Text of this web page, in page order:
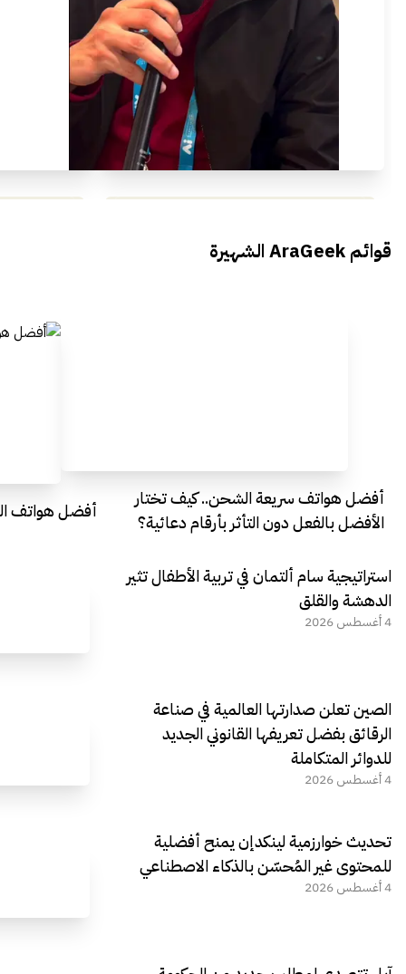
Everything Egypt
قوائم AraGeek الشهيرة
أفضل هواتف سريعة الشحن.. كيف تختار
الأفضل بالفعل دون التأثر بأرقام دعائية؟
أفضل هواتف
استراتيجية سام ألتمان في تربية الأطفال تثير
الدهشة والقلق
4 أغسطس 2026
الصين تعلن صدارتها العالمية في صناعة
الرقائق بفضل تعريفها القانوني الجديد
للدوائر المتكاملة
4 أغسطس 2026
تحديث خوارزمية لينكدإن يمنح أفضلية
للمحتوى غير المُحسّن بالذكاء الاصطناعي
4 أغسطس 2026